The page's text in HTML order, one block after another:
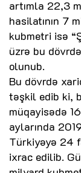
artımla 22,3
hasilatının 7
kubmetri isə
üzrə bu
olunub.
Bu dövrdə
təşkil edib ki,
müqayisədə
aylarında
Türkiyəyə 24
ixrac edilib.